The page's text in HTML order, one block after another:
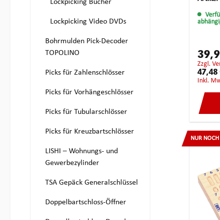
Lockpicking Bücher
Lockpicking Video DVDs
Bohrmulden Pick-Decoder
TOPOLINO
Picks für Zahlenschlösser
Picks für Vorhängeschlösser
Picks für Tubularschlösser
Picks für Kreuzbartschlösser
LISHI – Wohnungs- und
Gewerbezylinder
TSA Gepäck Generalschlüssel
Doppelbartschloss-Öffner
zzgl.
47,48
inkl.
NUR